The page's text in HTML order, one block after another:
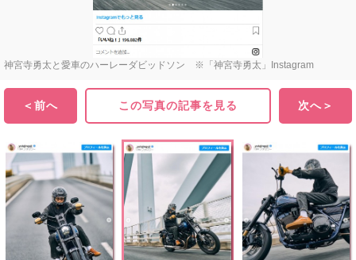
神宮寺勇太と愛車のハーレーダビッドソン ※「神宮寺勇太」Instagram
＜前へ この写真の記事を見る 次へ＞